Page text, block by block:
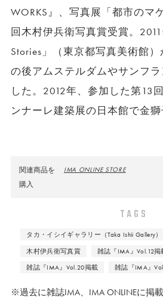
WORKS』、写真展「都市のマ
回木村伊兵衛写真賞受賞。
Stories」（東京都写真美術館
の後アムステルダムやサンフ
した。2012年、参加した第13
ンナーレ建築展の日本館で金獅
関連商品を
購入
IMA ONLINE STORE
TAGS
タカ・イシイギャラリー（Taka Ishii Gallery）
木村伊兵衛写真賞
雑誌『IMA』Vol.12掲
雑誌『IMA』Vol.20掲載
雑誌『IMA』
※過去に雑誌IMA、IMA ONLINEに掲